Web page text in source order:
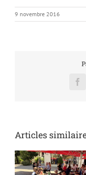
9 novembre 2016
Articles